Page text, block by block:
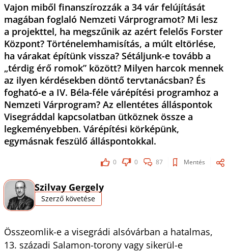
Vajon miből finanszírozzák a 34 vár felújítását
magában foglaló Nemzeti Várprogramot? Mi lesz
a projekttel, ha megszűnik az azért felelős Forster
Központ? Történelemhamisítás, a múlt eltörlése,
ha várakat építünk vissza? Sétáljunk-e tovább a
„térdig érő romok” között? Milyen harcok mennek
az ilyen kérdésekben döntő tervtanácsban? És
fogható-e a IV. Béla-féle várépítési programhoz a
Nemzeti Várprogram? Az ellentétes álláspontok
Visegráddal kapcsolatban ütköznek össze a
legkeményebben. Várépítési körképünk,
egymásnak feszülő álláspontokkal.
0 0 87 Mentés
Szilvay Gergely
Szerző követése
Összeomlik-e a visegrádi alsóvárban a hatalmas,
13. századi Salamon-torony vagy sikerül-e